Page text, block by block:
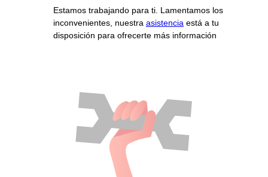
Estamos trabajando para ti. Lamentamos los
inconvenientes, nuestra asistencia está a tu
disposición para ofrecerte más información